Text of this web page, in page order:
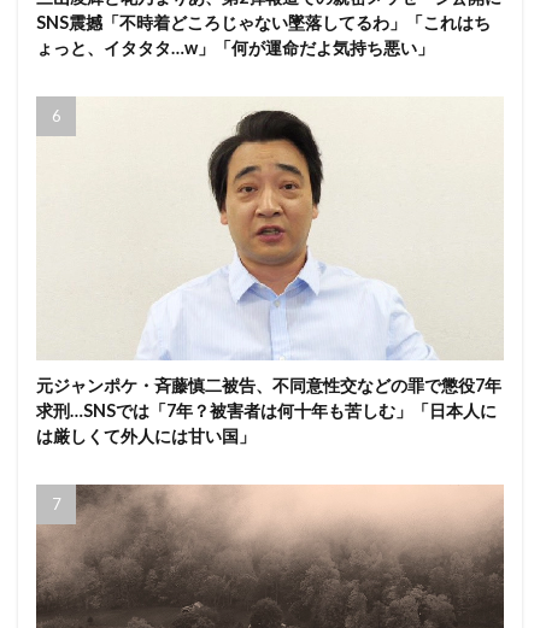
SNS震撼「不時着どころじゃない墜落してるわ」「これはち
ょっと、イタタタ…w」「何が運命だよ気持ち悪い」
元ジャンポケ・斉藤慎二被告、不同意性交などの罪で懲役7年
求刑…SNSでは「7年？被害者は何十年も苦しむ」「日本人に
は厳しくて外人には甘い国」